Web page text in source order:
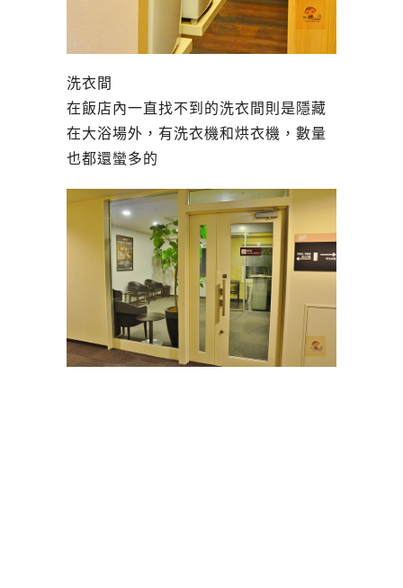
洗衣間
在飯店內一直找不到的洗衣間則是隱藏
在大浴場外，有洗衣機和烘衣機，數量
也都還蠻多的